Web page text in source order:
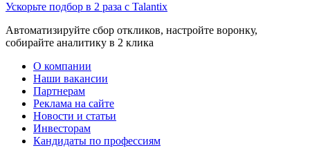
Ускорьте подбор в 2 раза с Talantix
Автоматизируйте сбор откликов, настройте воронку,
собирайте аналитику в 2 клика
О компании
Наши вакансии
Партнерам
Реклама на сайте
Новости и статьи
Инвесторам
Кандидаты по профессиям